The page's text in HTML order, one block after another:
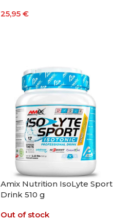
25,95 €
Amix Nutrition IsoLyte Sport
Drink 510 g
Out of stock